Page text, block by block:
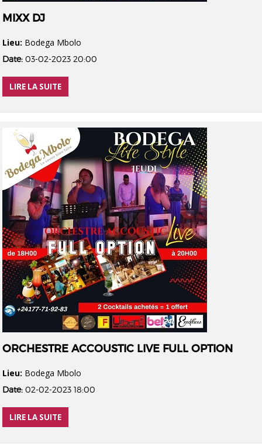
MIXX DJ
Lieu: Bodega Mbolo
Date: 03-02-2023 20:00
LIRE LA SUITE
ORCHESTRE ACCOUSTIC LIVE FULL OPTION
Lieu: Bodega Mbolo
Date: 02-02-2023 18:00
LIRE LA SUITE